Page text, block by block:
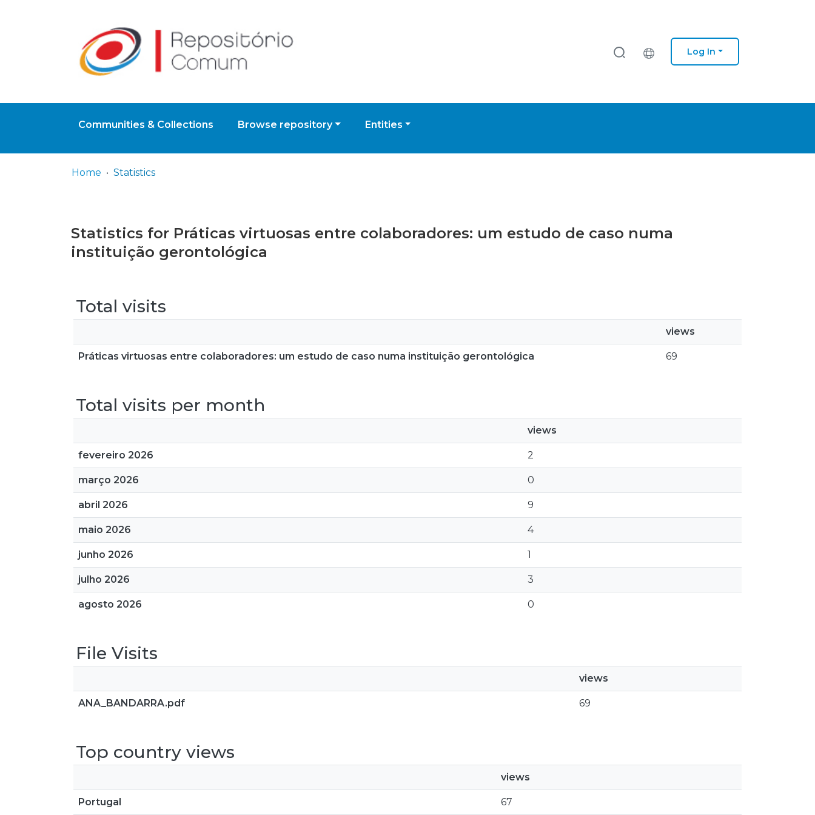
Log In
Communities & Collections Browse repository Entities
Home Statistics
Statistics for Práticas virtuosas entre colaboradores: um estudo de caso numa
instituição gerontológica
Total visits
views
Práticas virtuosas entre colaboradores: um estudo de caso numa instituição gerontológica 69
Total visits per month
views
fevereiro 2026 2
março 2026 0
abril 2026 9
maio 2026 4
junho 2026 1
julho 2026 3
agosto 2026 0
File Visits
views
ANA_BANDARRA.pdf 69
Top country views
views
Portugal 67